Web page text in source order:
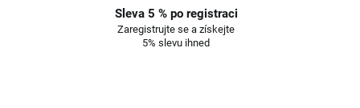
Sleva 5 % po registraci
Zaregistrujte se a získejte
5% slevu ihned